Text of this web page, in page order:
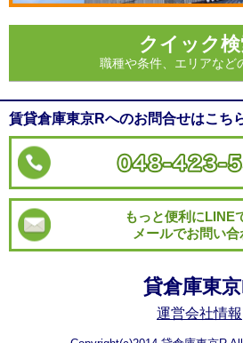
クイック
職種や条件、エリアなど
賃貸倉庫東京Rへのお問合せはこち
もっと便利にLINE
メールでお問い合
貸倉庫東
運営会社情報